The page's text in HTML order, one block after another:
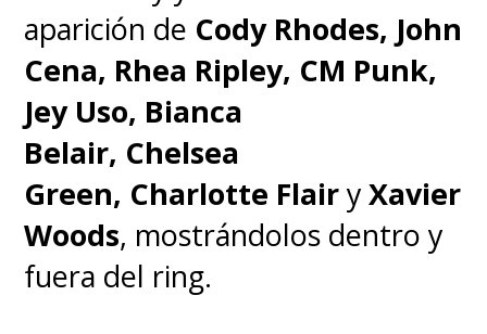
aparición de Cody Rhodes, John
Cena, Rhea Ripley, CM Punk,
Jey Uso, Bianca
Belair, Chelsea
Green, Charlotte FlairyXavier
Woods, mostrándolos dentro y
fuera del ring.